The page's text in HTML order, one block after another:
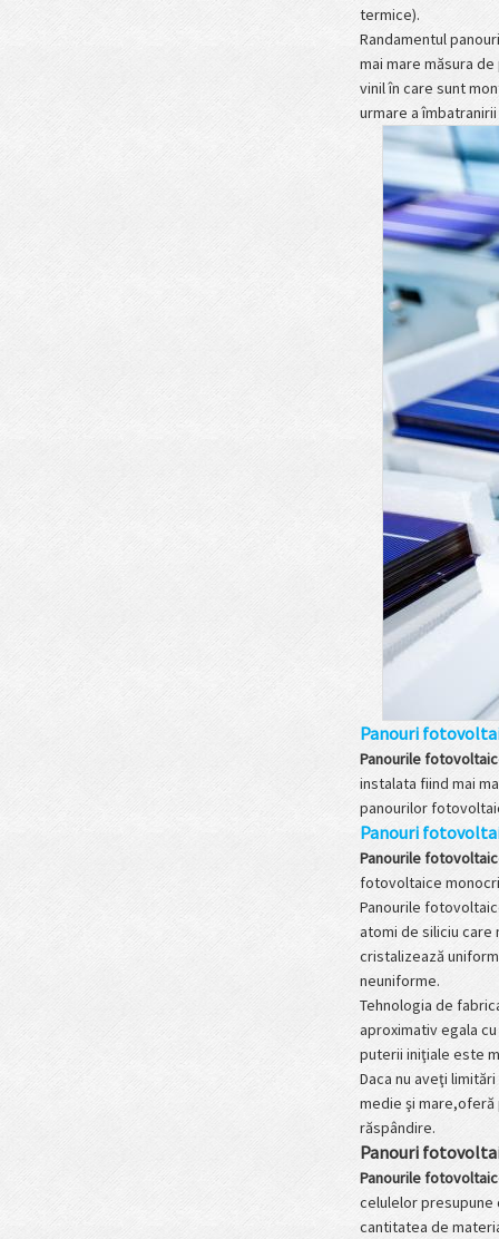
termice).
Randamentul
mai mare măsura
vinil în care sunt
urmare a
Panouri
Panourile
instalata fiind mai
panourilor
Panouri
Panourile
fotovoltaice
Panourile
atomi de siliciu care
cristalizează
neuniforme.
Tehnologia de
aproximativ egala
puterii iniţiale este
Daca nu aveţi
medie şi mare,oferă
răspândire.
Panouri
Panourile
celulelor
cantitatea de